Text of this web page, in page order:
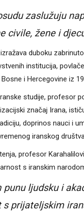
zaslužuju
civile, žene i
duboku
institucija,
i Hercegovine iz
studije, profesor
značaj Irana,
doprinos nauci i
iranskog
profesor
s iranskim
punu ljudsku i
s prijateljskim